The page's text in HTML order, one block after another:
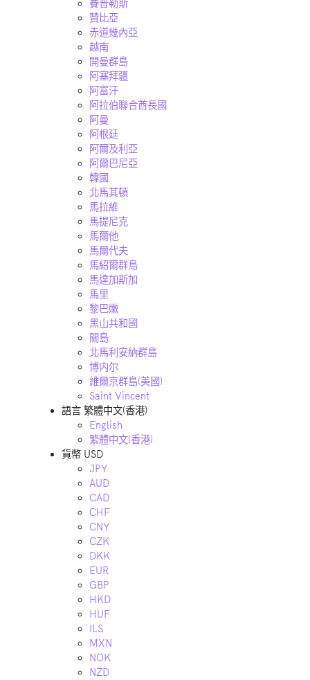
賽普勒斯
贊比亞
赤道幾內亞
越南
開曼群島
阿塞拜疆
阿富汗
阿拉伯聯合酋長國
阿曼
阿根廷
阿爾及利亞
阿爾巴尼亞
韓國
北馬其頓
馬拉維
馬提尼克
馬爾他
馬爾代夫
馬紹爾群島
馬達加斯加
馬里
黎巴嫩
黑山共和國
關島
北馬利安納群島
博内尔
維爾京群島(美國)
Saint Vincent
語言 繁體中文(香港)
English
繁體中文(香港)
貨幣 USD
JPY
AUD
CAD
CHF
CNY
CZK
DKK
EUR
GBP
HKD
HUF
ILS
MXN
NOK
NZD